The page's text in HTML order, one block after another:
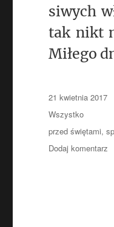
siwych
tak nikt
Miłego
Data
publikacji
21 kwietnia 2017
Kategorie
Wszystko
Tagi
przed świętami,
Dodaj komentarz